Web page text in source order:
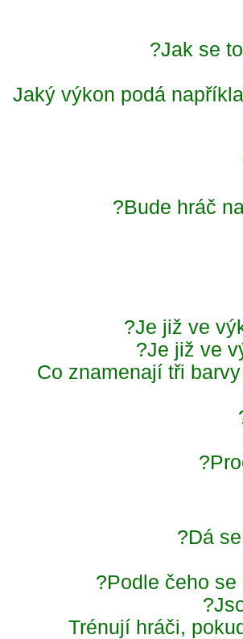
Jak se
Jaký výkon podá
Bude hráč
Je již ve
Je již ve
Co znamenají tři
Dá
Podle čeho
Trénují hráči,